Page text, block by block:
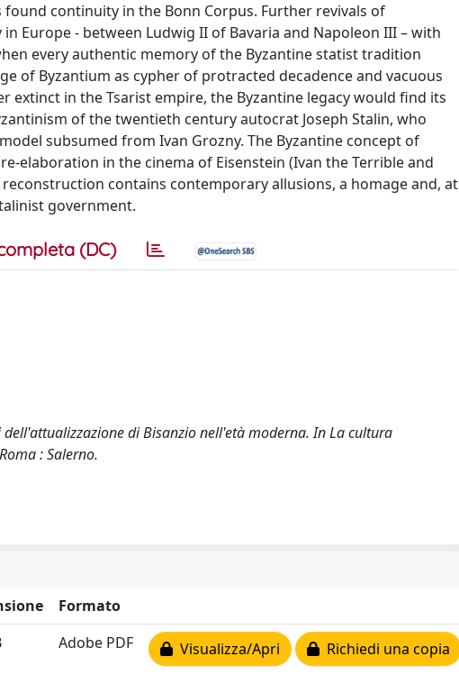
continuity in the Bonn Corpus. Further revivals of
Europe - between Ludwig II of Bavaria and Napoleon III – with
every authentic memory of the Byzantine statist tradition
of Byzantium as cypher of protracted decadence and vacuous
in the Tsarist empire, the Byzantine legacy would find its
of the twentieth century autocrat Joseph Stalin, who
subsumed from Ivan Grozny. The Byzantine concept of
elaboration in the cinema of Eisenstein (Ivan the Terrible and
contains contemporary allusions, a homage and, at
government.
(DC)
di Bisanzio nell'età moderna. In La cultura
: Salerno.
Formato
Adobe PDF Visualizza/Apri Richiedi una copia